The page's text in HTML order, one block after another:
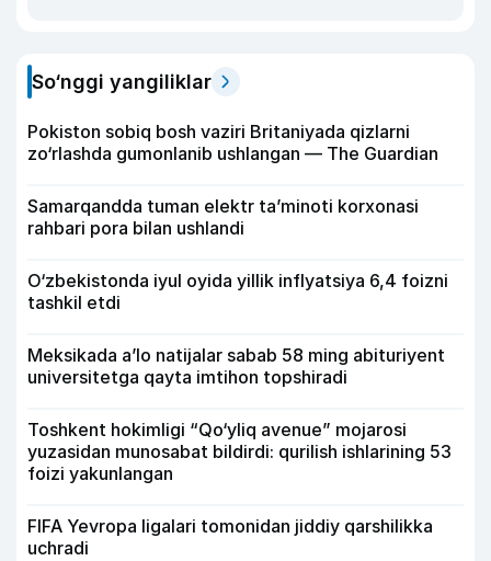
So‘nggi yangiliklar
Pokiston sobiq bosh vaziri Britaniyada qizlarni
zo‘rlashda gumonlanib ushlangan — The Guardian
Samarqandda tuman elektr ta’minoti korxonasi
rahbari pora bilan ushlandi
O‘zbekistonda iyul oyida yillik inflyatsiya 6,4 foizni
tashkil etdi
Meksikada a’lo natijalar sabab 58 ming abituriyent
universitetga qayta imtihon topshiradi
Toshkent hokimligi “Qo‘yliq avenue” mojarosi
yuzasidan munosabat bildirdi: qurilish ishlarining 53
foizi yakunlangan
FIFA Yevropa ligalari tomonidan jiddiy qarshilikka
uchradi